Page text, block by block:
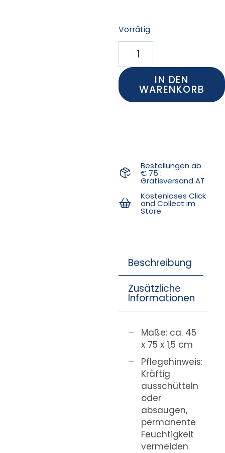
Vorrätig
IN DEN
WARENKORB
Bestellungen ab
€ 75 :
Gratisversand AT
Kostenloses Click
and Collect im
Store
Beschreibung
Zusätzliche
Informationen
Maße: ca. 45
x 75 x 1,5 cm
Pflegehinweis:
Kräftig
ausschütteln
oder
absaugen,
permanente
Feuchtigkeit
vermeiden